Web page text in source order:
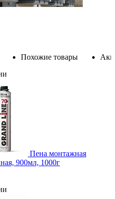
Похожие товары
Пена монтажная
900мл, 1000г